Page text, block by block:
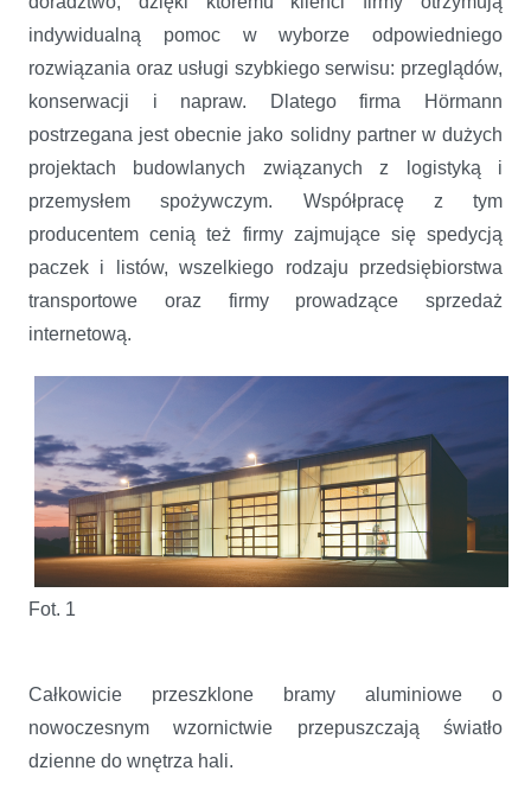
indywidualną pomoc w wyborze odpowiedniego
rozwiązania oraz usługi szybkiego serwisu: przeglądów,
konserwacji i napraw. Dlatego firma Hörmann
postrzegana jest obecnie jako solidny partner w dużych
projektach budowlanych związanych z logistyką i
przemysłem spożywczym. Współpracę z tym
producentem cenią też firmy zajmujące się spedycją
paczek i listów, wszelkiego rodzaju przedsiębiorstwa
transportowe oraz firmy prowadzące sprzedaż
internetową.
Fot. 1
Całkowicie przeszklone bramy aluminiowe o
nowoczesnym wzornictwie przepuszczają światło
dzienne do wnętrza hali.